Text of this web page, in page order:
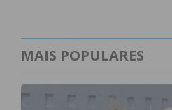
MAIS POPULARES